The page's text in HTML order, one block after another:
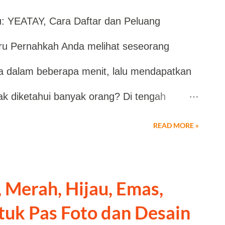
hasil evaluasi. Perlu diketahui
tidak menjamin pengajuan disetujui .
hasil verifikasi, kelengkapan data,
Anda ingin mendapatkan informasi
aplikasi dan layanan digital, Anda
YEATAY, Cara Daftar dan Peluang
Pernahkah Anda melihat seseorang
dalam beberapa menit, lalu mendapatkan
diketahui banyak orang? Di tengah
ada satu fitur yang sering terlewat oleh
kecil yang sebenarnya berpotensi
Akibatnya, mereka baru mengetahui
READ MORE »
Hijau, Emas,
Pas Foto dan Desain